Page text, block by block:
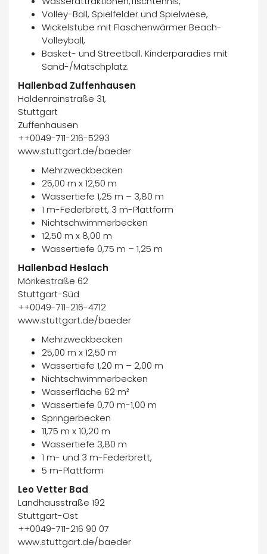
Volley-Ball, Spielfelder und Spielwiese,
Wickelstube mit Flaschenwärmer Beach-
Volleyball,
Basket- und Streetball. Kinderparadies mit
Sand-/Matschplatz.
Hallenbad Zuffenhausen
Haldenrainstraße 31,
Stuttgart
Zuffenhausen
++0049-711-216-5293
www.stuttgart.de/baeder
Mehrzweckbecken
25,00 m x 12,50 m
Wassertiefe 1,25 m – 3,80 m
1 m-Federbrett, 3 m-Plattform
Nichtschwimmerbecken
12,50 m x 8,00 m
Wassertiefe 0,75 m – 1,25 m
Hallenbad Heslach
Mörikestraße 62
Stuttgart-Süd
++0049-711-216-4712
www.stuttgart.de/baeder
Mehrzweckbecken
25,00 m x 12,50 m
Wassertiefe 1,20 m – 2,00 m
Nichtschwimmerbecken
Wasserfläche 62 m²
Wassertiefe 0,70 m-1,00 m
Springerbecken
11,75 m x 10,20 m
Wassertiefe 3,80 m
1 m- und 3 m-Federbrett,
5 m-Plattform
Leo Vetter Bad
Landhausstraße 192
Stuttgart-Ost
++0049-711-216 90 07
www.stuttgart.de/baeder